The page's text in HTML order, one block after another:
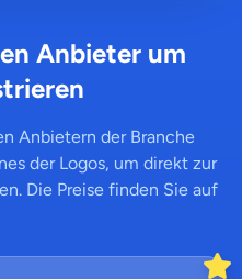
Anbieter um
Anbietern der Branche
der Logos, um direkt zur
Die Preise finden Sie auf